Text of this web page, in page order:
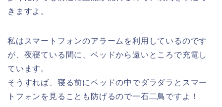
きますよ。
私はスマートフォンのアラームを利用しているのです
が、夜寝ている間に、ベッドから遠いところで充電し
ています。
そうすれば、寝る前にベッドの中でダラダラとスマー
トフォンを見ることも防げるので一石二鳥ですよ！